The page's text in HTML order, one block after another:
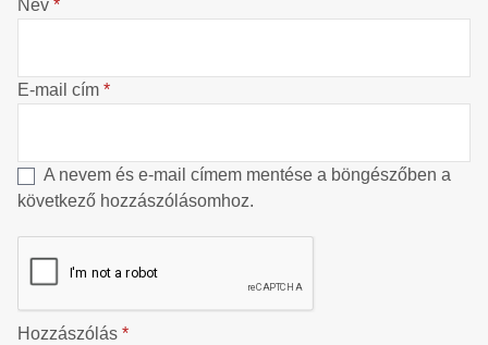
Név *
E-mail cím *
A nevem és e-mail címem mentése a böngészőben a
következő hozzászólásomhoz.
Hozzászólás *